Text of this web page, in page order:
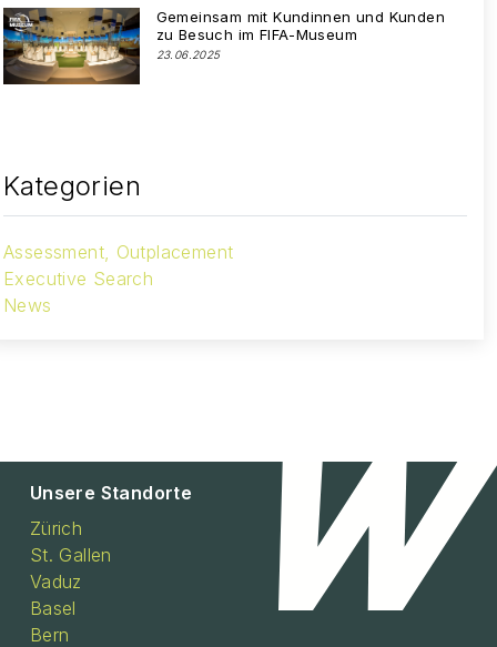
Gemeinsam mit Kundinnen und Kunden
zu Besuch im FIFA-Museum
23.06.2025
Kategorien
Assessment, Outplacement
Executive Search
News
Unsere Standorte
Zürich
St. Gallen
Vaduz
Basel
Bern